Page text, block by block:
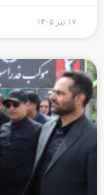
۱۷ تیر ۱۴۰۵